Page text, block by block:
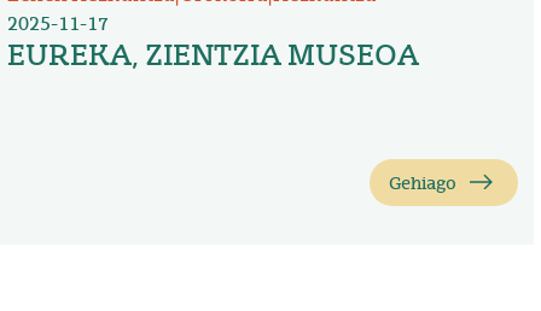
2025-11-17
EUREKA, ZIENTZIA MUSEOA
Gehiago